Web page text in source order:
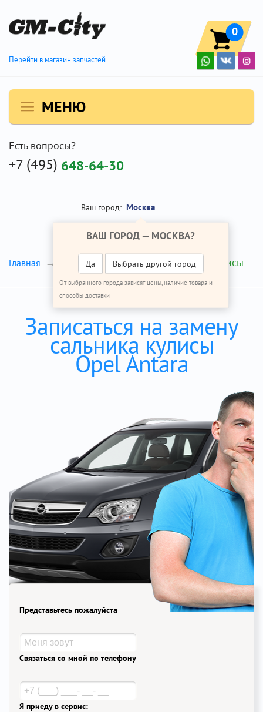
Перейти в магазин запчастей
0
МЕНЮ
Есть вопросы?
+7 (495) 648-64-30
Ваш город: Москва
ВАШ ГОРОД — МОСКВА?
Да Выбрать другой город
От выбранного города зависят цены, наличие товара и
способы доставки
Главная Ремонт Опель Антара Сальник кулисы
Записаться на замену
сальника кулисы
Opel Antara
Представьтесь пожалуйста
Связаться со мной по телефону
Я приеду в сервис: